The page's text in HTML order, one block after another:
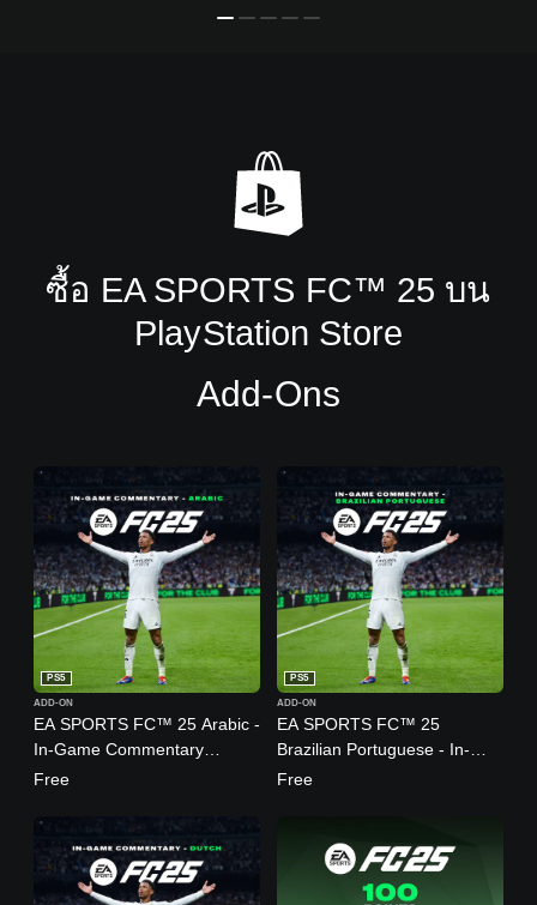
ซื้อ EA SPORTS FC™ 25 บน
PlayStation Store
Add-Ons
EA SPORTS FC™ 25 Arabic -
In-Game Commentary
(English Ver.)
PS5
ADD-ON
Free
EA SPORTS FC™ 25
Brazilian Portuguese - In-
Game Commentary (English
PS5
ADD-ON
Free